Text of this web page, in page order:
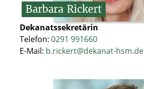
Barbara Rickert
Dekanatssekretärin
Telefon: 0291 991660
E-Mail: b.rickert@dekanat-hsm.de